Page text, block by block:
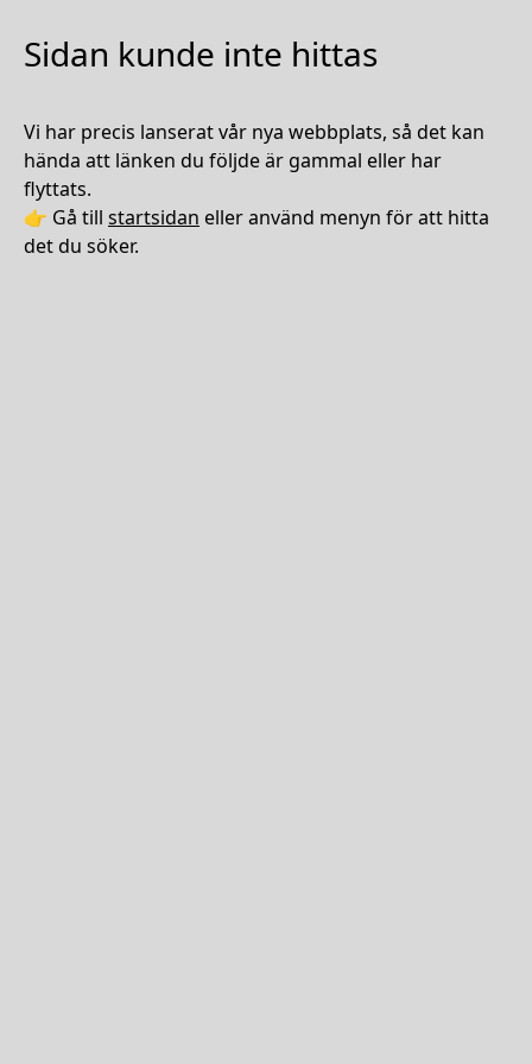
Sidan kunde inte hittas
Vi har precis lanserat vår nya webbplats, så det kan
hända att länken du följde är gammal eller har
flyttats.
👉 Gå till startsidan eller använd menyn för att hitta
det du söker.